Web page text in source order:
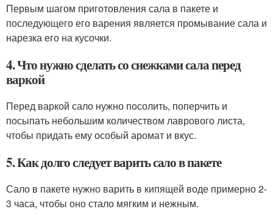
Первым шагом приготовления сала в пакете и
последующего его варения является промывание сала и
нарезка его на кусочки.
4. Что нужно сделать со снежками сала перед
варкой
Перед варкой сало нужно посолить, поперчить и
посыпать небольшим количеством лаврового листа,
чтобы придать ему особый аромат и вкус.
5. Как долго следует варить сало в пакете
Сало в пакете нужно варить в кипящей воде примерно 2-
3 часа, чтобы оно стало мягким и нежным.